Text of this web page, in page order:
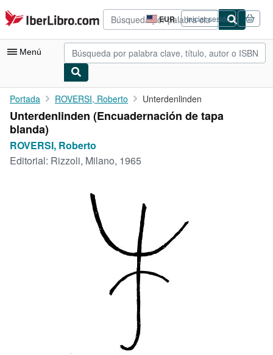
Pasar al contenido principal
IberLibro.com EUR
Preferencias
de
compra
del
Iniciar sesión
Menú
Mi cuenta
Consultar mis pedidos
Búsqueda avanzada
Colecciones
CERRAR
Portada ROVERSI, Roberto Unterdenlinden
Unterdenlinden (Encuadernación de tapa
blanda)
ROVERSI, Roberto
Editorial: Rizzoli, Milano, 1965